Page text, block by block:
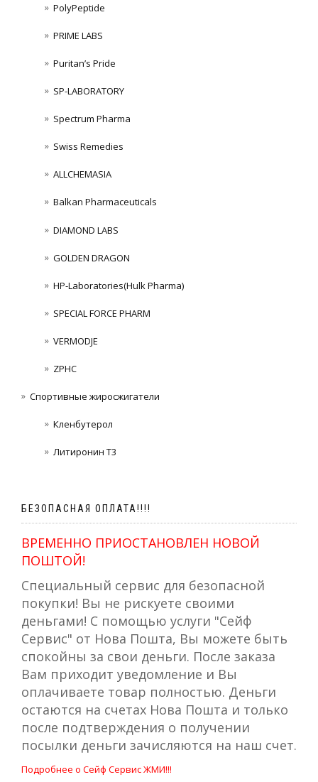
PolyPeptide
PRIME LABS
Puritan’s Pride
SP-LABORATORY
Spectrum Pharma
Swiss Remedies
ALLCHEMASIA
Balkan Pharmaceuticals
DIAMOND LABS
GOLDEN DRAGON
HP-Laboratories(Hulk Pharma)
SPECIAL FORCE PHARM
VERMODJE
ZPHC
Спортивные жиросжигатели
Кленбутерол
Литиронин Т3
БЕЗОПАСНАЯ ОПЛАТА!!!!
ВРЕМЕННО ПРИОСТАНОВЛЕН НОВОЙ
ПОШТОЙ!
Специальный сервис для безопасной
покупки! Вы не рискуете своими
деньгами! С помощью услуги "Сейф
Сервис" от Нова Пошта, Вы можете быть
спокойны за свои деньги. После заказа
Вам приходит уведомление и Вы
оплачиваете товар полностью. Деньги
остаются на счетах Нова Пошта и только
после подтверждения о получении
посылки деньги зачисляются на наш счет.
Подробнее о Сейф Сервис ЖМИ!!!